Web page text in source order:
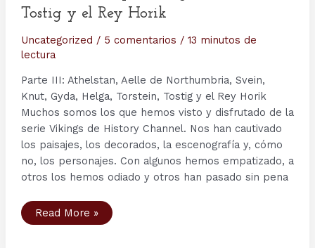
Tostig y el Rey Horik
Uncategorized / 5 comentarios / 13 minutos de
lectura
Parte III: Athelstan, Aelle de Northumbria, Svein,
Knut, Gyda, Helga, Torstein, Tostig y el Rey Horik
Muchos somos los que hemos visto y disfrutado de la
serie Vikings de History Channel. Nos han cautivado
los paisajes, los decorados, la escenografía y, cómo
no, los personajes. Con algunos hemos empatizado, a
otros los hemos odiado y otros han pasado sin pena
Personajes
serie
Read More »